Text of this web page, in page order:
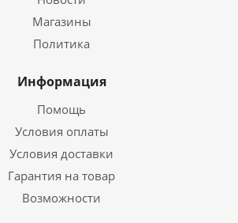
Магазины
Политика
Информация
Помощь
Условия оплаты
Условия доставки
Гарантия на товар
Возможности